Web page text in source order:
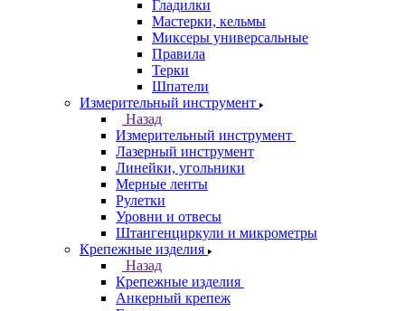
Гладилки
Мастерки, кельмы
Миксеры универсальные
Правила
Терки
Шпатели
Измерительный инструмент
Назад
Измерительный инструмент
Лазерный инструмент
Линейки, угольники
Мерные ленты
Рулетки
Уровни и отвесы
Штангенциркули и микрометры
Крепежные изделия
Назад
Крепежные изделия
Анкерный крепеж